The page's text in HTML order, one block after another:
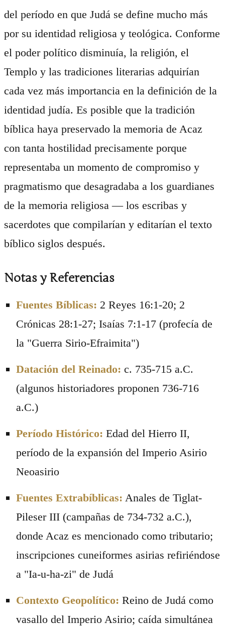
del período en que Judá se define mucho más
por su identidad religiosa y teológica. Conforme
el poder político disminuía, la religión, el
Templo y las tradiciones literarias adquirían
cada vez más importancia en la definición de la
identidad judía. Es posible que la tradición
bíblica haya preservado la memoria de Acaz
con tanta hostilidad precisamente porque
representaba un momento de compromiso y
pragmatismo que desagradaba a los guardianes
de la memoria religiosa — los escribas y
sacerdotes que compilarían y editarían el texto
bíblico siglos después.
Notas y Referencias
Fuentes Bíblicas: 2 Reyes 16:1-20; 2
Crónicas 28:1-27; Isaías 7:1-17 (profecía de
la "Guerra Sirio-Efraimita")
Datación del Reinado: c. 735-715 a.C.
(algunos historiadores proponen 736-716
a.C.)
Período Histórico: Edad del Hierro II,
período de la expansión del Imperio Asirio
Neoasirio
Fuentes Extrabíblicas: Anales de Tiglat-
Pileser III (campañas de 734-732 a.C.),
donde Acaz es mencionado como tributario;
inscripciones cuneiformes asirias refiriéndose
a "Ia-u-ha-zi" de Judá
Contexto Geopolítico: Reino de Judá como
vasallo del Imperio Asirio; caída simultánea